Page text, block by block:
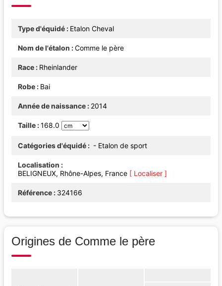
Type d'équidé Etalon Cheval
Nom de l'étalon Comme le père
Race Rheinlander
Robe Bai
Année de naissance 2014
Taille 168.0
Catégories d'équidé - Etalon de sport
Localisation
BELIGNEUX, Rhône-Alpes, France [ Localiser ]
Référence 324166
Origines de Comme le père